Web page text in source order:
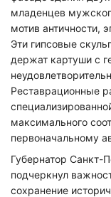
младенцев
мотив античности,
Эти гипсовые
держат картуши с
Реставрационные
максимального
первоначальному
Губернатор Санкт-
подчеркнул
сохранение